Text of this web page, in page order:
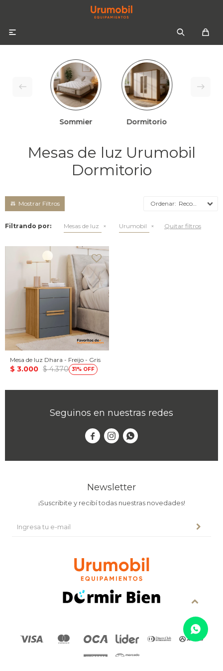

Sommier Dormitorio
Mesas de luz Urumobil
Dormitorio
Recomendados
Filtrando por: Mesas de luz Urumobil Quitar filtros
Mesa de luz Dhara - Freijo - Gris
$ 3.000 $ 4.370 31
Seguinos en nuestras redes
  
Newsletter
¡Suscribite y recibí todas nuestras novedades!
Mesas de luz